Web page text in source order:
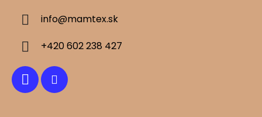
info@mamtex.sk
+420 602 238 427